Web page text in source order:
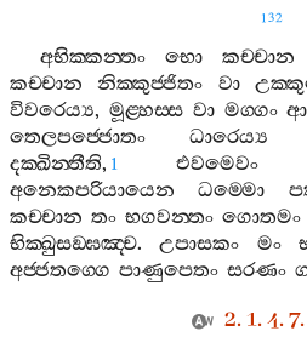
132
අභික‍්කන‍්තං භො කච‍්චාන
කච‍්චාන
නික‍්කුජ‍්ජිතං වා
විවරෙය්‍ය, මූළ‍්හස‍්ස වා මග‍්ගං
තෙලපජ‍්ජොතං
ධාරෙය්‍ය
දක‍්ඛින‍්තීති, 1 එවමෙවං
අනෙකපරියායෙන
ධම‍්මො
කච‍්චාන තං භගවන‍්තං ගොතමං
භික‍්ඛුසඞ‍්ඝඤ‍්ච.උපාසකං මං
අජ‍්ජතග‍්ගෙ පාණුපෙතං සරණං
2. 1. 4. 7.